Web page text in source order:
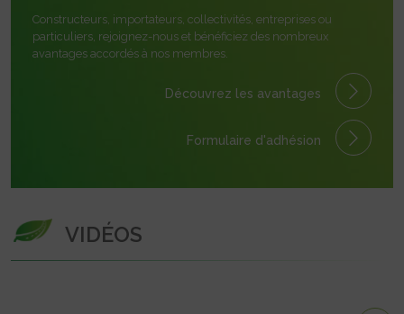
Constructeurs, importateurs, collectivités, entreprises ou
particuliers, rejoignez-nous et bénéficiez des nombreux
avantages accordés à nos membres.
Découvrez les avantages
Formulaire d'adhésion
VIDÉOS